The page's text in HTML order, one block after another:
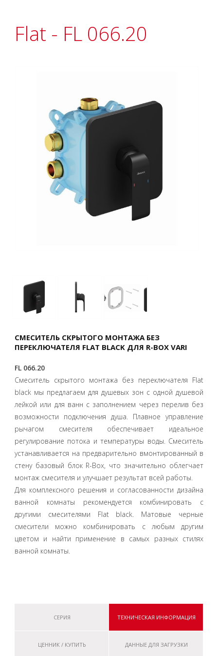
Flat - FL 066.20
СМЕСИТЕЛЬ СКРЫТОГО МОНТАЖА БЕЗ
ПЕРЕКЛЮЧАТЕЛЯ FLAT BLACK ДЛЯ R-BOX VARI
FL 066.20
Смеситель скрытого монтажа без переключателя Flat
black мы предлагаем для душевых зон с одной душевой
лейкой или для ванн с заполнением через перелив без
возможности подключения душа. Плавное управление
рычагом смесителя обеспечивает идеальное
регулирование потока и температуры воды. Смеситель
устанавливается на предварительно вмонтированный в
стену базовый блок R-Box, что значительно облегчает
монтаж смесителя и улучшает результат всей работы.
Для комплексного решения и согласованности дизайна
ванной комнаты рекомендуется комбинировать с
другими смесителями Flat black. Матовые черные
смесители можно комбинировать с любым другим
цветом и найти применение в самых разных стилях
ванной комнаты.
СЕРИЯ ТЕХНИЧЕСКАЯ ИНФОРМАЦИЯ
ЦЕННИК / КУПИТЬ ДАННЫЕ ДЛЯ ЗАГРУЗКИ